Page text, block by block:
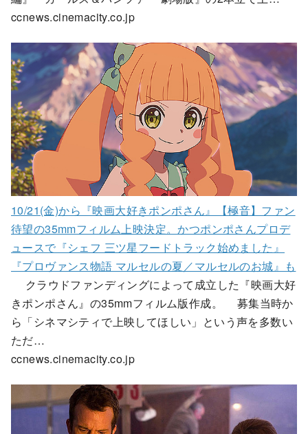
ccnews.cinemacity.co.jp
10/21(金)から『映画大好きポンポさん』【極音】ファン
待望の35mmフィルム上映決定。かつポンポさんプロデ
ュースで『シェフ 三ツ星フードトラック始めました』
『プロヴァンス物語 マルセルの夏／マルセルのお城』も
クラウドファンディングによって成立した『映画大好
きポンポさん』の35mmフィルム版作成。 募集当時か
ら「シネマシティで上映してほしい」という声を多数い
ただ…
ccnews.cinemacity.co.jp